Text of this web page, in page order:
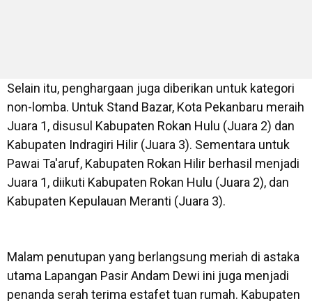
Selain itu, penghargaan juga diberikan untuk kategori
non-lomba. Untuk Stand Bazar, Kota Pekanbaru meraih
Juara 1, disusul Kabupaten Rokan Hulu (Juara 2) dan
Kabupaten Indragiri Hilir (Juara 3). Sementara untuk
Pawai Ta'aruf, Kabupaten Rokan Hilir berhasil menjadi
Juara 1, diikuti Kabupaten Rokan Hulu (Juara 2), dan
Kabupaten Kepulauan Meranti (Juara 3).
Malam penutupan yang berlangsung meriah di astaka
utama Lapangan Pasir Andam Dewi ini juga menjadi
penanda serah terima estafet tuan rumah. Kabupaten